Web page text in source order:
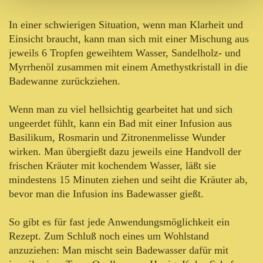
In einer schwierigen Situation, wenn man Klarheit und
Einsicht braucht, kann man sich mit einer Mischung aus
jeweils 6 Tropfen geweihtem Wasser, Sandelholz- und
Myrrhenöl zusammen mit einem Amethystkristall in die
Badewanne zurückziehen.
Wenn man zu viel hellsichtig gearbeitet hat und sich
ungeerdet fühlt, kann ein Bad mit einer Infusion aus
Basilikum, Rosmarin und Zitronenmelisse Wunder
wirken. Man übergießt dazu jeweils eine Handvoll der
frischen Kräuter mit kochendem Wasser, läßt sie
mindestens 15 Minuten ziehen und seiht die Kräuter ab,
bevor man die Infusion ins Badewasser gießt.
So gibt es für fast jede Anwendungsmöglichkeit ein
Rezept. Zum Schluß noch eines um Wohlstand
anzuziehen: Man mischt sein Badewasser dafür mit